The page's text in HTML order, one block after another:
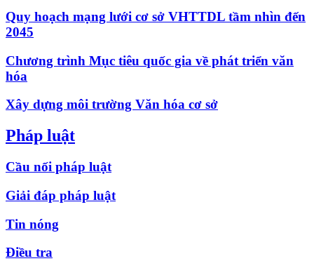
Quy hoạch mạng lưới cơ sở VHTTDL tầm nhìn đến
2045
Chương trình Mục tiêu quốc gia về phát triển văn
hóa
Xây dựng môi trường Văn hóa cơ sở
Pháp luật
Cầu nối pháp luật
Giải đáp pháp luật
Tin nóng
Điều tra